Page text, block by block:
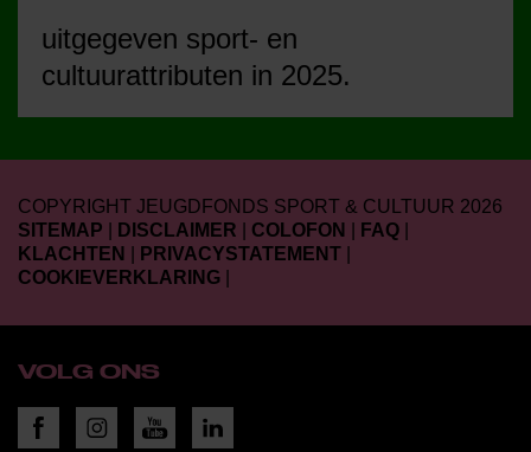
uitgegeven sport- en
cultuurattributen in 2025.
COPYRIGHT JEUGDFONDS SPORT & CULTUUR 2026
SITEMAP
DISCLAIMER COLOFON FAQ
KLACHTEN
PRIVACYSTATEMENT
COOKIEVERKLARING
VOLG ONS